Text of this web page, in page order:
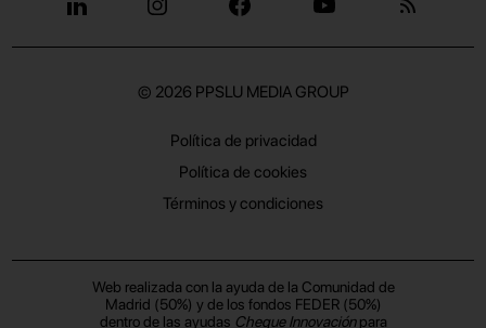
© 2026 PPSLU MEDIA GROUP
Política de privacidad
Política de cookies
Términos y condiciones
Web realizada con la ayuda de la Comunidad de
Madrid (50%) y de los fondos FEDER (50%)
dentro de las ayudas Cheque Innovaciónpara